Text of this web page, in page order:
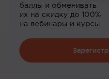
баллы и обменивать
их на скидку до 100%
на вебинары и курсы